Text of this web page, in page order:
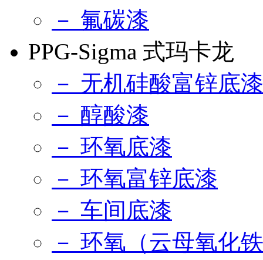
－ 氟碳漆
PPG-Sigma 式玛卡龙
－ 无机硅酸富锌底漆
－ 醇酸漆
－ 环氧底漆
－ 环氧富锌底漆
－ 车间底漆
－ 环氧（云母氧化